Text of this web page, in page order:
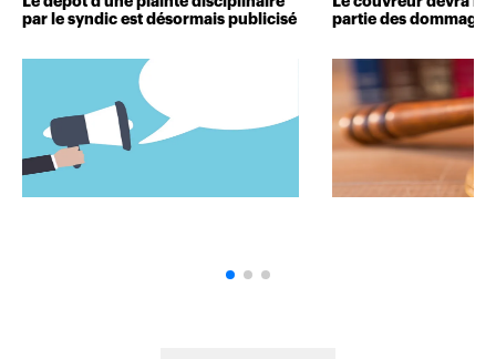
par le syndic est désormais publicisé
partie des dommages